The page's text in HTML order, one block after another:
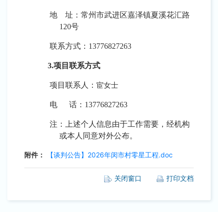
地 址： 常州市武进区嘉泽镇夏溪花汇路
120号
联系方式： 13776827263
3.项目联系方式
项目联系人： 宦女士
电 话： 13776827263
注：上述个人信息由于工作需要，经机构
或本人同意对外公布。
附件： 【谈判公告】2026年闵市村零星工程.doc
关闭窗口 打印文档